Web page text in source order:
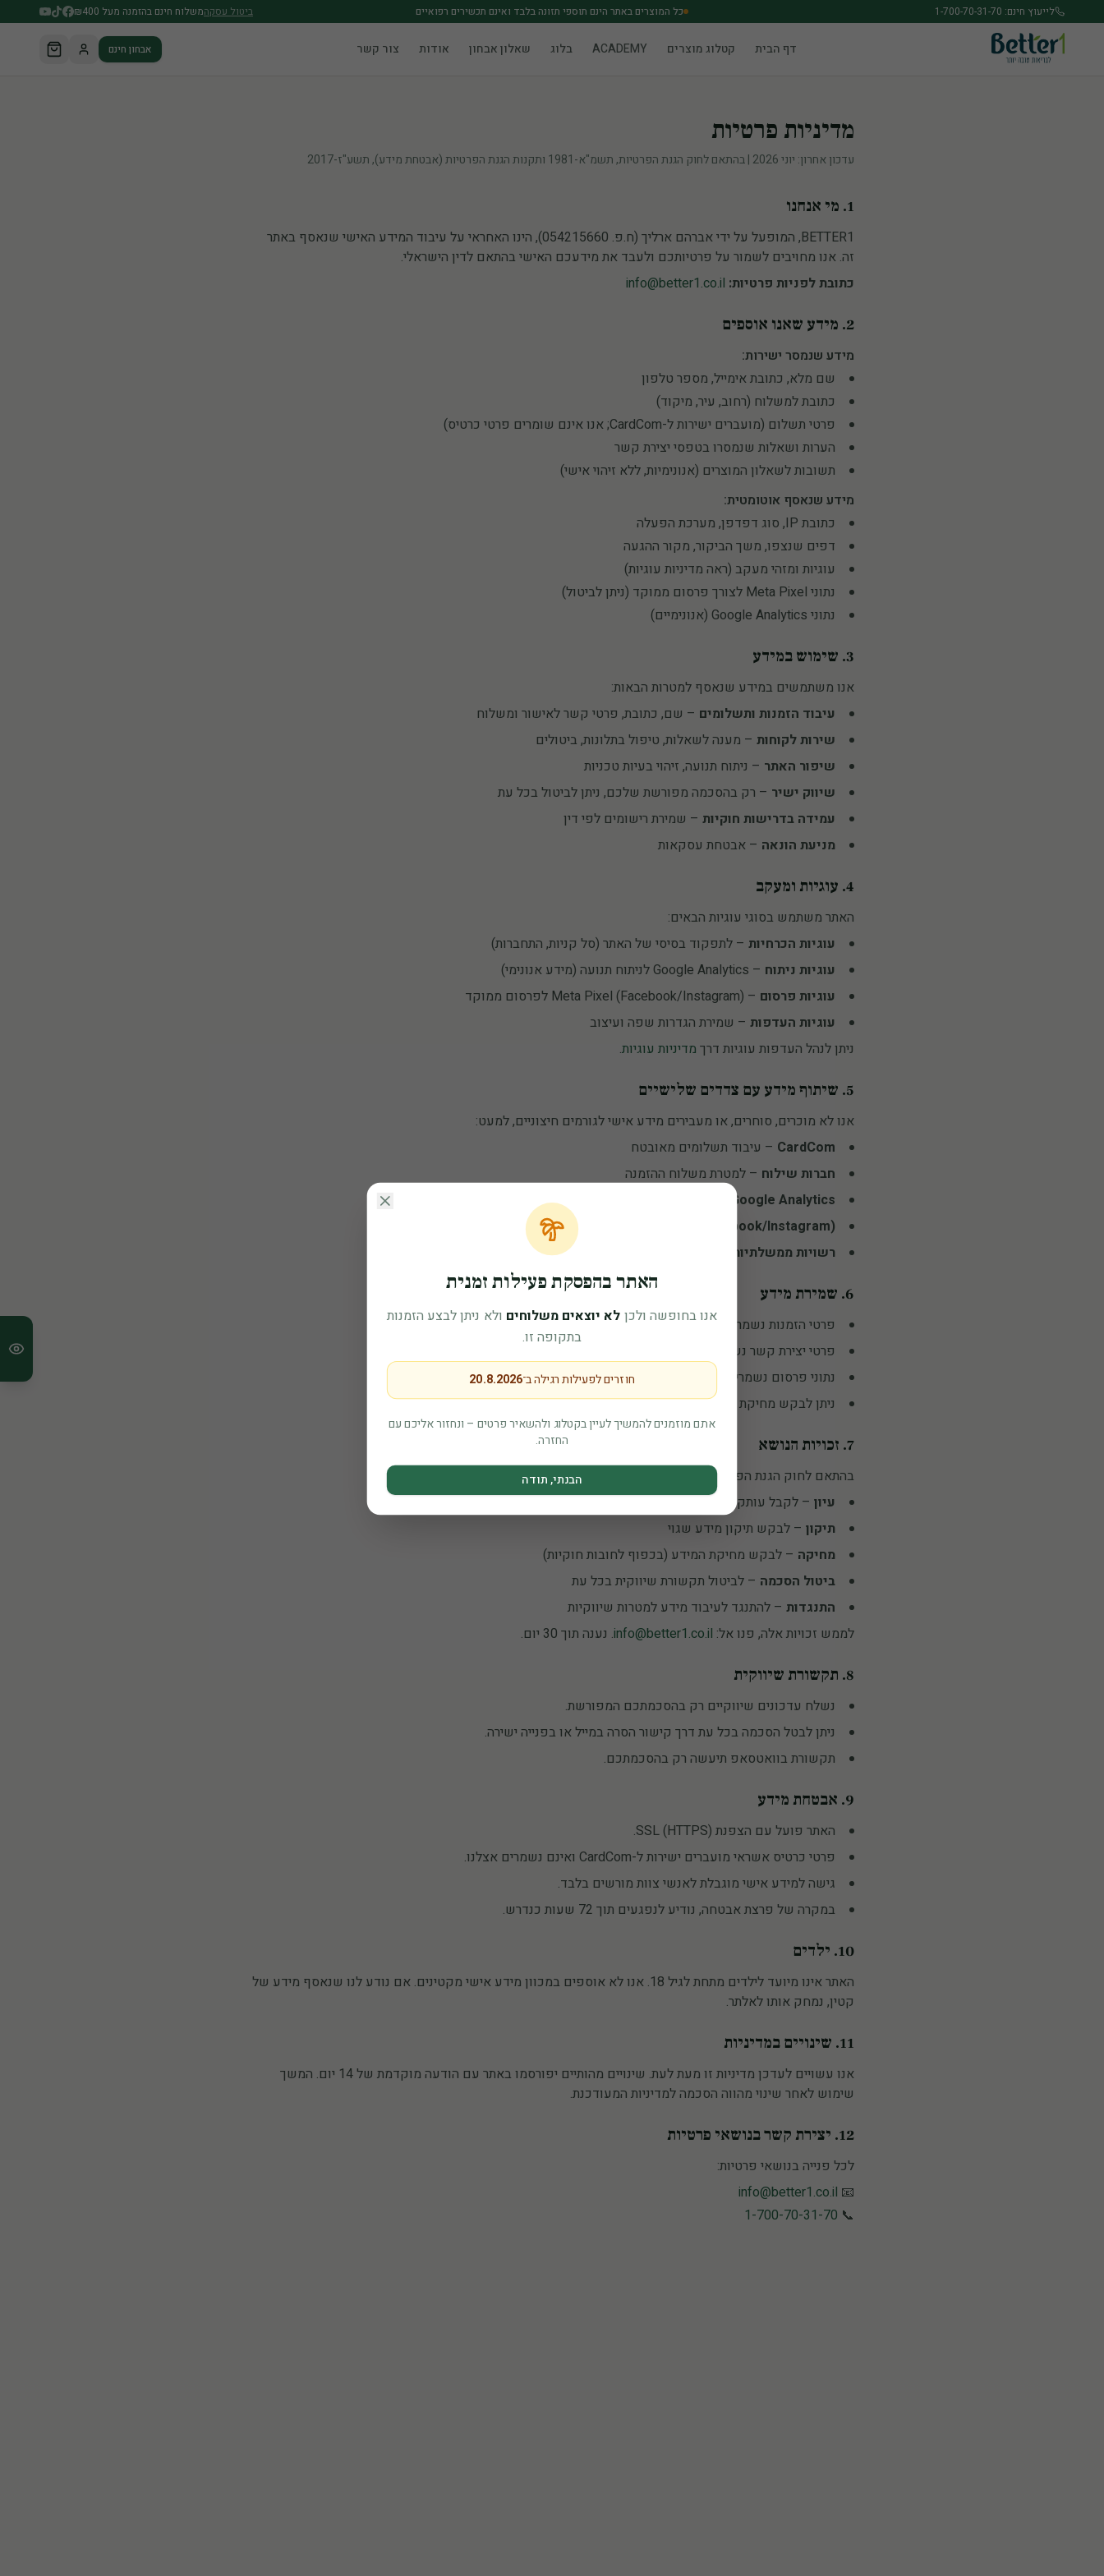
לייעוץ חינם: 1-700-70-31-70 כל המוצרים באתר הינם תוספי תזונה בלבד ואינם תכשירים רפואיים ביטול עסקהמשלוח חינם בהזמנה מעל ₪400
דף הבית קטלוג מוצרים ACADEMY בלוג שאלון אבחון אודות צור קשר אבחון חינם
מדיניות פרטיות
עדכון אחרון: יוני 2026 | בהתאם לחוק הגנת הפרטיות, תשמ"א-1981 ותקנות הגנת הפרטיות (אבטחת מידע), תשע"ז-2017
1. מי אנחנו
BETTER1, המופעל על ידי אברהם ארליך (ח.פ. 054215660), הינו האחראי על עיבוד המידע האישי שנאסף באתר
זה. אנו מחויבים לשמור על פרטיותכם ולעבד את מידעכם האישי בהתאם לדין הישראלי.
כתובת לפניות פרטיות: info@better1.co.il
2. מידע שאנו אוספים
מידע שנמסר ישירות:
שם מלא, כתובת אימייל, מספר טלפון
כתובת למשלוח (רחוב, עיר, מיקוד)
פרטי תשלום (מועברים ישירות ל-CardCom; אנו אינם שומרים פרטי כרטיס)
הערות ושאלות שנמסרו בטפסי יצירת קשר
תשובות לשאלון המוצרים (אנונימיות, ללא זיהוי אישי)
מידע שנאסף אוטומטית:
כתובת IP, סוג דפדפן, מערכת הפעלה
דפים שנצפו, משך הביקור, מקור ההגעה
עוגיות ומזהי מעקב (ראה מדיניות עוגיות)
נתוני Meta Pixel לצורך פרסום ממוקד (ניתן לביטול)
נתוני Google Analytics (אנונימיים)
3. שימוש במידע
אנו משתמשים במידע שנאסף למטרות הבאות:
עיבוד הזמנות ותשלומים – שם, כתובת, פרטי קשר לאישור ומשלוח
שירות לקוחות – מענה לשאלות, טיפול בתלונות, ביטולים
שיפור האתר – ניתוח תנועה, זיהוי בעיות טכניות
שיווק ישיר – רק בהסכמה מפורשת שלכם, ניתן לביטול בכל עת
עמידה בדרישות חוקיות – שמירת רישומים לפי דין
מניעת הונאה – אבטחת עסקאות
4. עוגיות ומעקב
האתר משתמש בסוגי עוגיות הבאים:
עוגיות הכרחיות – לתפקוד בסיסי של האתר (סל קניות, התחברות)
עוגיות ניתוח – Google Analytics לניתוח תנועה (מידע אנונימי)
עוגיות פרסום – Meta Pixel (Facebook/Instagram) לפרסום ממוקד
עוגיות העדפות – שמירת הגדרות שפה ועיצוב
ניתן לנהל העדפות עוגיות דרך מדיניות עוגיות.
5. שיתוף מידע עם צדדים שלישיים
אנו לא מוכרים, סוחרים, או מעבירים מידע אישי לגורמים חיצוניים, למעט:
CardCom – עיבוד תשלומים מאובטח
חברות שילוח – למטרת משלוח ההזמנה
Google Analytics
Meta (Facebook/Instagram)
– פרסום ממוקד (עם הסכמתכם)
רשויות ממשלתיות
6. שמירת מידע
פרטי הזמנות נשמרים 7 שנים לפי דרישות חשבונאיות ומשפטיות.
פרטי יצירת קשר נשמרים 3 שנים ממועד הפנייה האחרונה.
נתוני פרסום נשמרים לפי מדיניות Meta/Google (בדרך כלל עד 2 שנים).
ניתן לבקש מחיקת מידע בהתאם לזכויותיכם.
7. זכויות הנושא
בהתאם לחוק הגנת הפרטיות, יש לכם הזכות:
עיון – לקבל עותק של המידע האישי שברשותנו
תיקון – לבקש תיקון מידע שגוי
מחיקה – לבקש מחיקת המידע (בכפוף לחובות חוקיות)
ביטול הסכמה – לביטול תקשורת שיווקית בכל עת
התנגדות – להתנגד לעיבוד מידע למטרות שיווקיות
לממש זכויות אלה, פנו אל: info@better1.co.il. נענה תוך 30 יום.
8. תקשורת שיווקית
נשלח עדכונים שיווקיים רק בהסכמתכם המפורשת.
ניתן לבטל הסכמה בכל עת דרך קישור הסרה במייל או בפנייה ישירה.
תקשורת בוואטסאפ תיעשה רק בהסכמתכם.
9. אבטחת מידע
האתר פועל עם הצפנת SSL (HTTPS).
פרטי כרטיס אשראי מועברים ישירות ל-CardCom ואינם נשמרים אצלנו.
גישה למידע אישי מוגבלת לאנשי צוות מורשים בלבד.
במקרה של פרצת אבטחה, נודיע לנפגעים תוך 72 שעות כנדרש.
10. ילדים
האתר אינו מיועד לילדים מתחת לגיל 18. אנו לא אוספים במכוון מידע אישי מקטינים. אם נודע לנו שנאסף מידע של
קטין, נמחק אותו לאלתר.
11. שינויים במדיניות
אנו עשויים לעדכן מדיניות זו מעת לעת. שינויים מהותיים יפורסמו באתר עם הודעה מוקדמת של 14 יום. המשך
שימוש לאחר שינוי מהווה הסכמה למדיניות המעודכנת.
12. יצירת קשר בנושאי פרטיות
לכל פנייה בנושאי פרטיות:
📧
info@better1.co.il
📞
1-700-70-31-70
דלג לתוכן הראשי
האתר בהפסקת פעילות זמנית
אנו בחופשה ולכן לא יוצאים משלוחים ולא ניתן לבצע הזמנות
בתקופה זו.
חוזרים לפעילות רגילה ב־20.8.2026
אתם מוזמנים להמשיך לעיין בקטלוג ולהשאיר פרטים – ונחזור אליכם עם
החזרה.
הבנתי, תודה